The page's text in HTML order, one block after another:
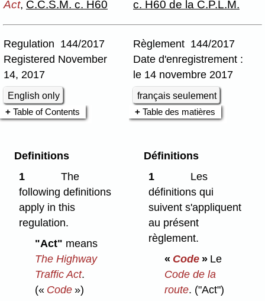
Act, C.C.S.M. c. H60
c. H60 de la C.P.L.M.
Regulation 144/2017
Registered November
14, 2017
English only
Règlement 144/2017
Date d'enregistrement :
le 14 novembre 2017
français seulement
Table of Contents
Table des matières
Definitions
1
The
following definitions
apply in this
regulation.
"Act" means
The Highway
Traffic Act.
(« Code»)
Définitions
1
Les
définitions qui
suivent s'appliquent
au présent
règlement.
« Code»Le
Code de la
route. ("Act")